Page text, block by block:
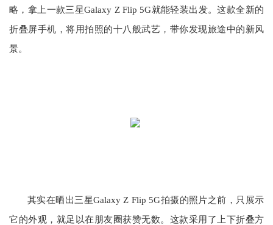
略，拿上一款三星Galaxy Z Flip 5G就能轻装出发。这款全新的
折叠屏手机，将用拍照的十八般武艺，带你发现旅途中的新风
景。
其实在晒出三星Galaxy Z Flip 5G拍摄的照片之前，只展示
它的外观，就足以在朋友圈获赞无数。这款采用了上下折叠方